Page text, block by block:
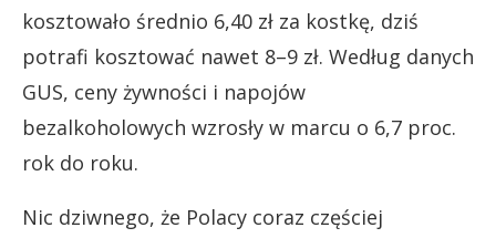
kosztowało średnio 6,40 zł za kostkę, dziś
potrafi kosztować nawet 8–9 zł. Według danych
GUS, ceny żywności i napojów
bezalkoholowych wzrosły w marcu o 6,7 proc.
rok do roku.
Nic dziwnego, że Polacy coraz częściej